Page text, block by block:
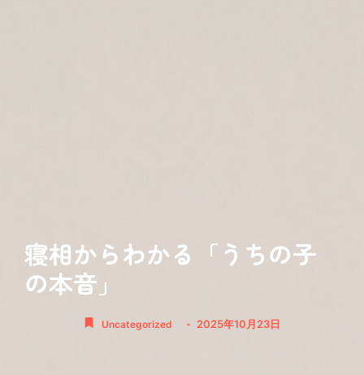
寝相からわかる「うちの子
の本音」
Uncategorized - 2025年10月23日